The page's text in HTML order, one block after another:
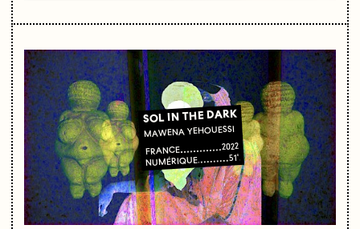
SOL IN THE DARK
MAWENA YEHOUESSI
FRANCE 2022
NUMÉRIQUE 51'